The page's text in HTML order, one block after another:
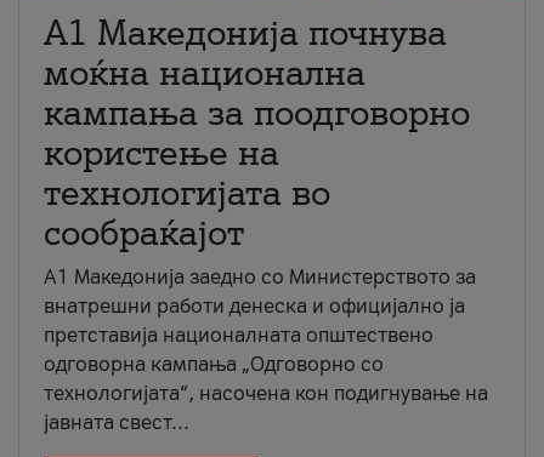
A1 Македонија почнува
моќна национална
кампања за поодговорно
користење на
технологијата во
сообраќајот
A1 Македонија заедно со Министерството за
внатрешни работи денеска и официјално ја
претставија националната општествено
одговорна кампања „Одговорно со
технологијата“, насочена кон подигнување на
јавната свест...